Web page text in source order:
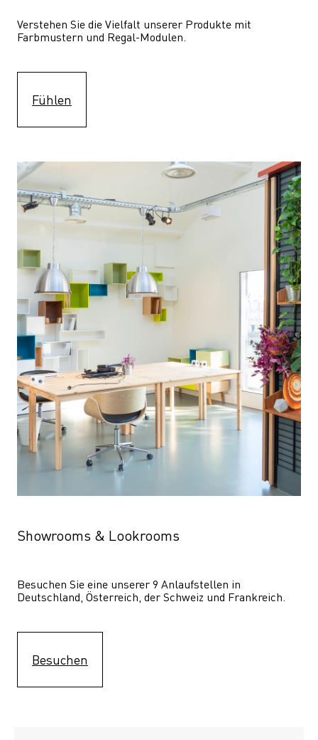
Verstehen Sie die Vielfalt unserer Produkte mit
Farbmustern und Regal-Modulen.
Fühlen
Showrooms & Lookrooms
Besuchen Sie eine unserer 9 Anlaufstellen in
Deutschland, Österreich, der Schweiz und Frankreich.
Besuchen